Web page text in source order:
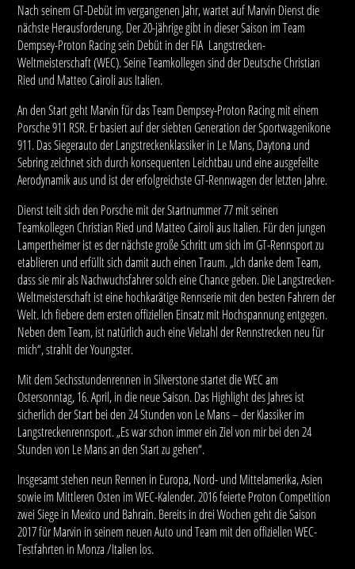
Nach seinem GT-Debüt im vergangenen Jahr, wartet auf Marvin Dienst die
nächste Herausforderung. Der 20-jährige gibt in dieser Saison im Team
Dempsey-Proton Racing sein Debüt in der FIA Langstrecken-
Weltmeisterschaft (WEC). Seine Teamkollegen sind der Deutsche Christian
Ried und Matteo Cairoli aus Italien.
An den Start geht Marvin für das Team Dempsey-Proton Racing mit einem
Porsche 911 RSR. Er basiert auf der siebten Generation der Sportwagenikone
911. Das Siegerauto der Langstreckenklassiker in Le Mans, Daytona und
Sebring zeichnet sich durch konsequenten Leichtbau und eine ausgefeilte
Aerodynamik aus und ist der erfolgreichste GT-Rennwagen der letzten Jahre.
Dienst teilt sich den Porsche mit der Startnummer 77 mit seinen
Teamkollegen Christian Ried und Matteo Cairoli aus Italien. Für den jungen
Lampertheimer ist es der nächste große Schritt um sich im GT-Rennsport zu
etablieren und erfüllt sich damit auch einen Traum. „Ich danke dem Team,
dass sie mir als Nachwuchsfahrer solch eine Chance geben. Die Langstrecken-
Weltmeisterschaft ist eine hochkarätige Rennserie mit den besten Fahrern der
Welt. Ich fiebere dem ersten offiziellen Einsatz mit Hochspannung entgegen.
Neben dem Team, ist natürlich auch eine Vielzahl der Rennstrecken neu für
mich“, strahlt der Youngster.
Mit dem Sechsstundenrennen in Silverstone startet die WEC am
Ostersonntag, 16. April, in die neue Saison. Das Highlight des Jahres ist
sicherlich der Start bei den 24 Stunden von Le Mans – der Klassiker im
Langstreckenrennsport. „Es war schon immer ein Ziel von mir bei den 24
Stunden von Le Mans an den Start zu gehen“.
Insgesamt stehen neun Rennen in Europa, Nord- und Mittelamerika, Asien
sowie im Mittleren Osten im WEC-Kalender. 2016 feierte Proton Competition
zwei Siege in Mexico und Bahrain. Bereits in drei Wochen geht die Saison
2017 für Marvin in seinem neuen Auto und Team mit den offiziellen WEC-
Testfahrten in Monza /Italien los.